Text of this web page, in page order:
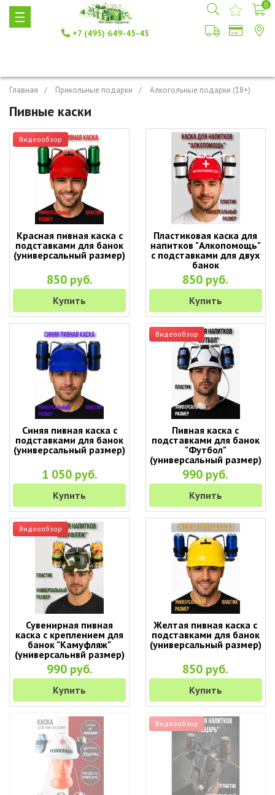
+7 (495) 649-45-43
0
Главная Прикольные подарки Алкогольные подарки (18+)
Пивные каски
Видеообзор
Красная пивная каска с
подставками для банок
(универсальный размер)
850 руб.
Купить
Пластиковая каска для
напитков "Алкопомощь"
с подставками для двух
банок
850 руб.
Купить
Синяя пивная каска с
подставками для банок
(универсальный размер)
1 050 руб.
Купить
Видеообзор
Пивная каска с
подставками для банок
"Футбол"
(универсальный размер)
990 руб.
Купить
Видеообзор
Сувенирная пивная
каска с креплением для
банок "Камуфляж"
(универсальнвй размер)
990 руб.
Купить
Желтая пивная каска с
подставками для банок
(универсальный размер)
850 руб.
Купить
Видеообзор